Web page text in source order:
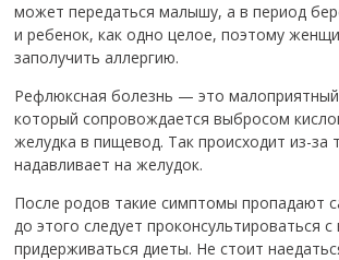
может передаться малышу, а в период
и ребенок, как одно целое, поэтому
заполучить аллергию.
Рефлюксная болезнь — это малоприятный
который сопровождается выбросом
желудка в пищевод. Так происходит из-за
надавливает на желудок.
После родов такие симптомы пропадают
до этого следует проконсультироваться
придерживаться диеты. Не стоит